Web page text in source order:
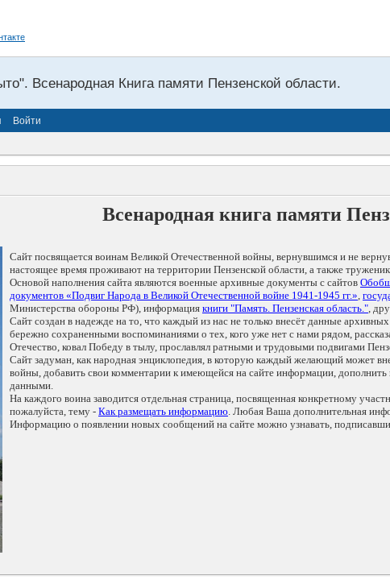
Всенародная Книга памяти Пензенской области.
Войти
Всенародная книга памяти
Сайт посвящается воинам Великой Отечественной войны, вернувшимся и не
настоящее время проживают на территории Пензенской области, а также
Основой наполнения сайта являются военные архивные документы с сайтов
документов «Подвиг Народа в Великой Отечественной войне 1941-1945 гг.»,
Министерства обороны РФ), информация книги "Память. Пензенская область.",
Сайт создан в надежде на то, что каждый из нас не только внесёт данные
бережно сохраненными воспоминаниями о тех, кого уже нет с нами рядом,
Отечество, ковал Победу в тылу, прославлял ратными и трудовыми подвигами
Сайт задуман, как народная энциклопедия, в которую каждый желающий может
войны, добавить свои комментарии к имеющейся на сайте информации,
данными.
На каждого воина заводится отдельная страница, посвященная конкретному
пожалуйста, тему - Как размещать информацию. Любая Ваша дополнительная
Информацию о появлении новых сообщений на сайте можно узнавать,